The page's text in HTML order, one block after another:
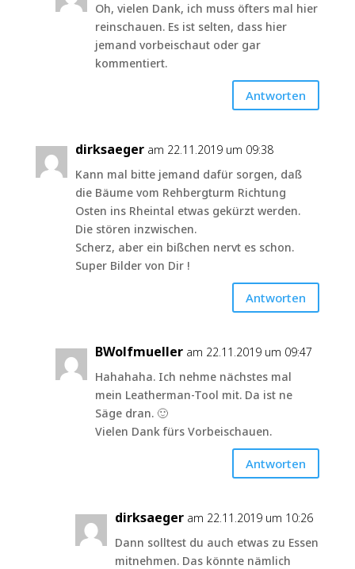
Oh, vielen Dank, ich muss öfters mal hier
reinschauen. Es ist selten, dass hier
jemand vorbeischaut oder gar
kommentiert.
Antworten
dirksaeger am 22.11.2019 um 09:38
Kann mal bitte jemand dafür sorgen, daß
die Bäume vom Rehbergturm Richtung
Osten ins Rheintal etwas gekürzt werden.
Die stören inzwischen.
Scherz, aber ein bißchen nervt es schon.
Super Bilder von Dir !
Antworten
BWolfmueller am 22.11.2019 um 09:47
Hahahaha. Ich nehme nächstes mal
mein Leatherman-Tool mit. Da ist ne
Säge dran. 🙂
Vielen Dank fürs Vorbeischauen.
Antworten
dirksaeger am 22.11.2019 um 10:26
Dann solltest du auch etwas zu Essen
mitnehmen. Das könnte nämlich